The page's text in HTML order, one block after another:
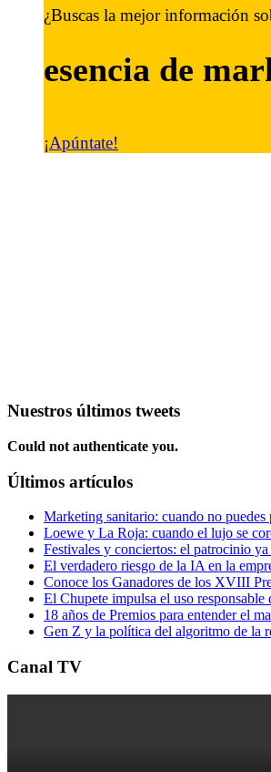
¿Buscas la mejor información
esencia de
¡Apúntate!
Nuestros últimos tweets
Could not authenticate you.
Últimos artículos
Marketing sanitario: cuando no puedes
Loewe y La Roja: cuando el lujo se
Festivales y conciertos: el patrocinio
El verdadero riesgo de la IA en la
Conoce los Ganadores de los XVIII
El Chupete impulsa el uso
18 años de Premios para entender el
Gen Z y la política del algoritmo de la
Canal TV